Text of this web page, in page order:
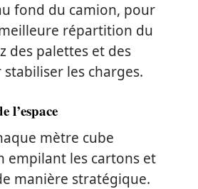
fond du camion, pour
répartition du
des palettes et des
les charges.
l’espace
mètre cube
empilant les cartons et
manière stratégique.